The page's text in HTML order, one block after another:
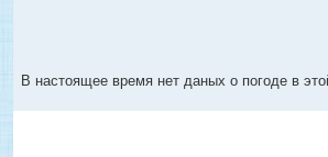
В настоящее время нет даных о погоде в